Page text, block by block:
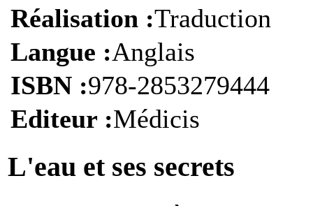
Réalisation :Traduction
Langue :Anglais
ISBN :978-2853279444
Editeur :Médicis
L'eau et ses secrets